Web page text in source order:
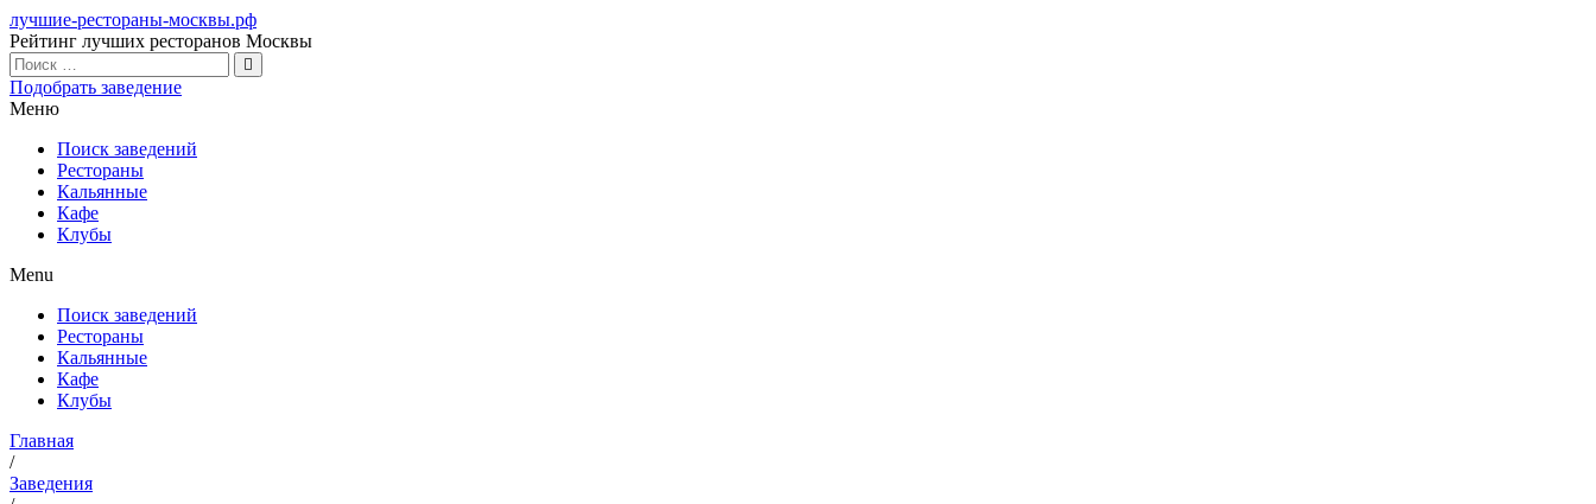
лучшие-рестораны-москвы.рф
Рейтинг лучших ресторанов Москвы
Подобрать заведение
Меню
Поиск заведений
Рестораны
Кальянные
Кафе
Клубы
Menu
Поиск заведений
Рестораны
Кальянные
Кафе
Клубы
Главная
/
Заведения